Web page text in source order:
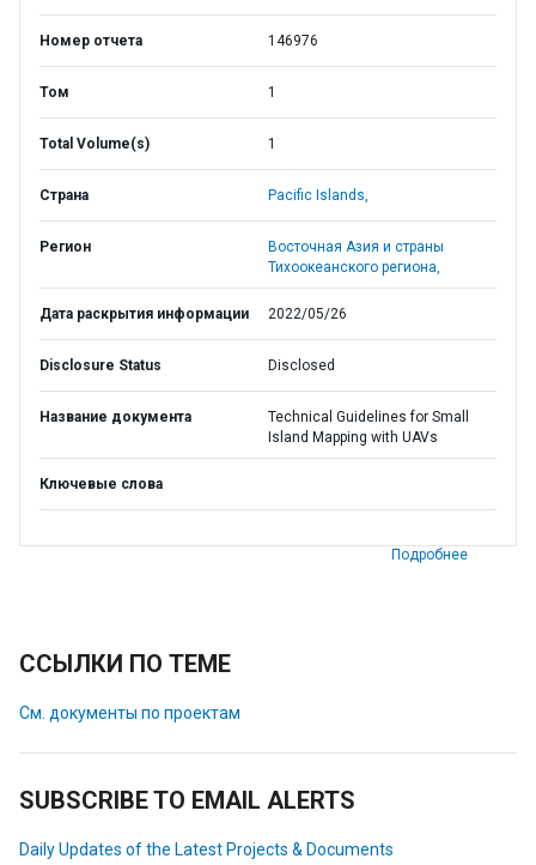
Номер отчета 146976
Том 1
Total Volume(s) 1
Страна Pacific Islands,
Регион
Восточная Азия и страны
Тихоокеанского региона,
Дата раскрытия информации 2022/05/26
Disclosure Status Disclosed
Название документа
Technical Guidelines for Small
Island Mapping with UAVs
Ключевые слова
Подробнее
ССЫЛКИ ПО ТЕМЕ
См. документы по проектам
SUBSCRIBE TO EMAIL ALERTS
Daily Updates of the Latest Projects & Documents